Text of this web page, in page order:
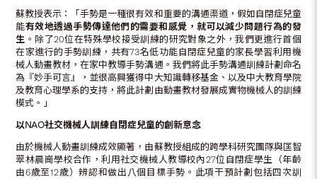
蘇教授表示：「手勢是一種很有效和重要的溝通渠道，假如自閉症兒童
能有效地透過手勢傳達他們的需要和感覺，就可以減少問題行為的發
生 。除了20位在特殊學校接受訓練的研究對象之外，我們更進行首個
在家進行的手勢訓練，共有73名低功能自閉症兒童的家長學習利用機
械人動畫教材，在家中教導手勢溝通。我們將此手勢溝通訓練計劃命名
為『妙手可言』，並很高興獲得中大知識轉移基金、以及中大教育學院
及教育心理學系的支持，將此計劃由動畫教材發展成實物機械人的訓練
模式。」
以NAO社交機械人訓練自閉症兒童的創新意念
由於機械人動畫訓練成效顯著，由蘇教授組成的跨學科研究團隊與匡智
翠林晨崗學校合作，利用社交機械人教導校內27位自閉症學生（年齡
由6歲至12歲）辨認和做出八個目標手勢。此項干預計劃包括四次訓